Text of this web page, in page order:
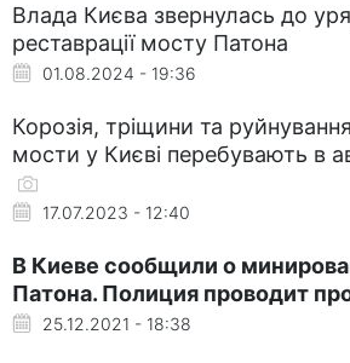
Влада Києва звернулась до
реставрації мосту Патона
01.08.2024 - 19:36
Корозія, тріщини та
мости у Києві перебувають в
17.07.2023 - 12:40
В Киеве сообщили о
Патона. Полиция проводит
25.12.2021 - 18:38